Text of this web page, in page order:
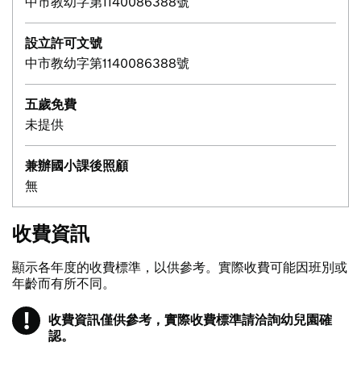
設立許可文號
中市教幼字第1140086388號
五歲免費
未提供
兼辦國小課後照顧
無
收費資訊
顯示各年度的收費標準，以供參考。實際收費可能因班別或
年齡而有所不同。
! 注意
收費資訊僅供參考，實際收費標準請洽詢幼兒園確
認。